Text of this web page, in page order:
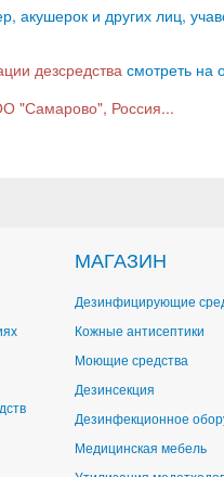
акушерок и других лиц,
дезсредствасмотреть на
"Самарово", Россия...
МАГАЗИН
Дезинфицирующие
Кожные антисептики
Моющие средства
Дезинсекция
Дезинфекционное
Медицинская мебель